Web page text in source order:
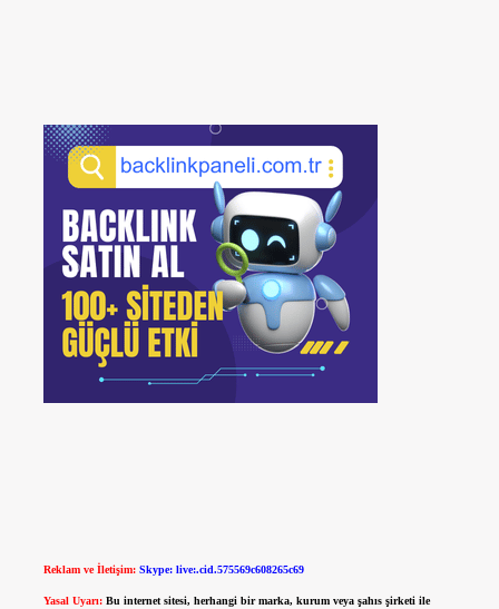
Reklam ve İletişim: Skype: live:.cid.575569c608265c69
Yasal Uyarı: Bu internet sitesi, herhangi bir marka, kurum veya şahıs şirketi ile